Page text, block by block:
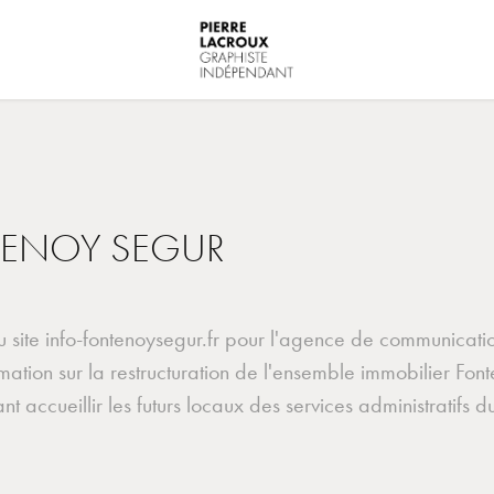
SEGUR
site info-fontenoysegur.fr pour l'agence de
sur la restructuration de l'ensemble immobilier
accueillir les futurs locaux des services administratifs